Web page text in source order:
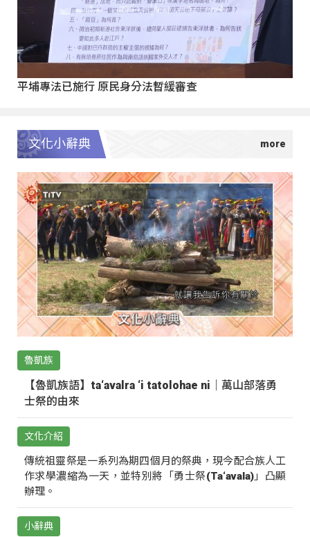
平埔專法已施行 原民身分法暫緩審查
文化小辭典
魯凱族
【魯凱族語】ta‘avalra ‘i tatolohae ni｜萬山部落勇
士祭的由來
文化介紹
傳統祖靈祭是一系列為期四個月的祭典，現今配合族人工
作求學濃縮為一天，並特別將「勇士祭(Ta‘avala)」凸顯
辦理。
小辭典